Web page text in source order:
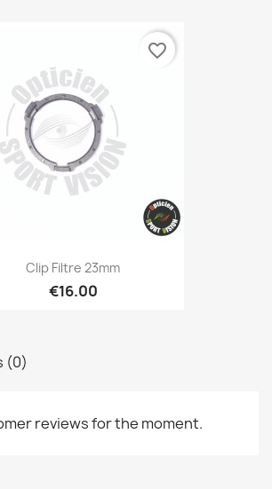
Clip Filtre 23mm
€16.00
favorite_border
(0)
reviews for the moment.